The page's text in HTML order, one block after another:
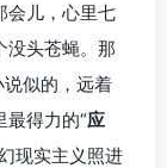
会儿，心里七
没头苍蝇。那
似的，远着
最得力的“应
现实主义照进